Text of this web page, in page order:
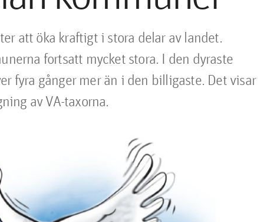
att öka kraftigt i stora delar av landet.
fortsatt mycket stora. I den dyraste
fyra gånger mer än i den billigaste. Det visar
av VA-taxorna.